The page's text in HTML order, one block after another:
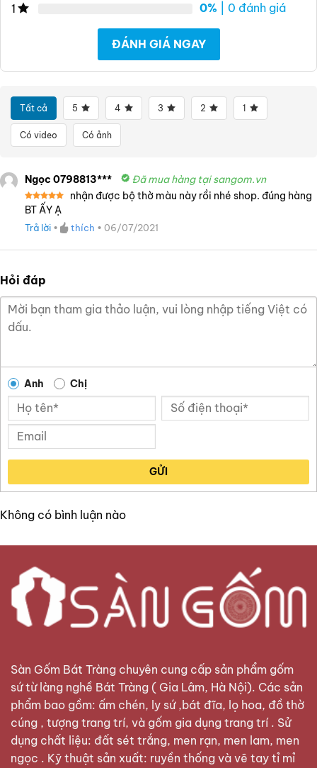
1
0% | 0 đánh giá
ĐÁNH GIÁ NGAY
Tất cả 5 4 3 2 1
Có video Có ảnh
Ngọc 0798813*** Đã mua hàng tại sangom.vn
Được xếp
hạng55
sao
nhận được bộ thờ màu này rồi nhé shop. đúng hàng
BT ẤY Ạ
Trả lời • thích • 06/07/2021
Hỏi đáp
Anh Chị
GỬI
Không có bình luận nào
Sàn Gốm Bát Tràng chuyên cung cấp sản phẩm gốm
sứ từ làng nghề Bát Tràng ( Gia Lâm, Hà Nội). Các sản
phẩm bao gồm: ấm chén, ly sứ ,bát đĩa, lọ hoa, đồ thờ
cúng , tượng trang trí, và gốm gia dụng trang trí . Sử
dụng chất liệu: đất sét trắng, men rạn, men lam, men
ngọc . Kỹ thuật sản xuất: ruyền thống và vẽ tay tỉ mỉ